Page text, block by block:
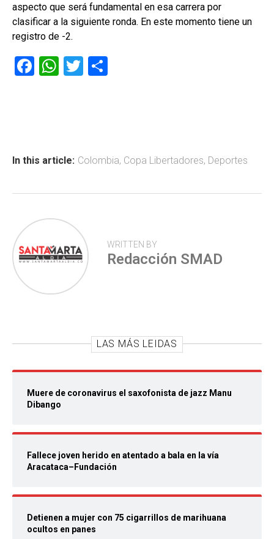
aspecto que será fundamental en esa carrera por
clasificar a la siguiente ronda. En este momento tiene un
registro de -2.
F
ok
W
p
T
tir
In this article: Colombia, Copa Libertadores, Deportes
WRITTEN BY
Redacción SMAD
LAS MÁS LEIDAS
Muere de coronavirus el saxofonista de jazz Manu
Dibango
Fallece joven herido en atentado a bala en la vía
Aracataca–Fundación
Detienen a mujer con 75 cigarrillos de marihuana
ocultos en panes